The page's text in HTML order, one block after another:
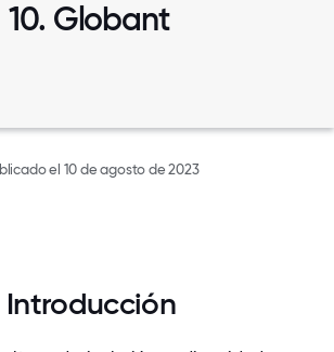
10. Globant
el 10 de agosto de 2023
Introducción